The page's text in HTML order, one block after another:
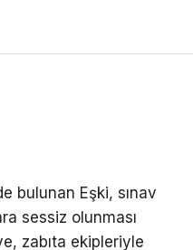
bulunan Eşki, sınav
sessiz olunması
zabıta ekipleriyle